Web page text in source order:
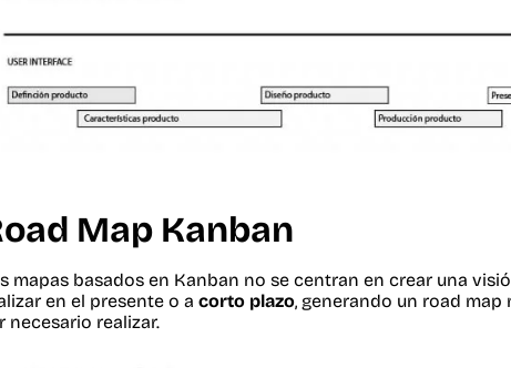
Map Kanban
mapas basados en Kanban no se centran en crear una
en el presente o acorto plazo, generando un road
necesario realizar.